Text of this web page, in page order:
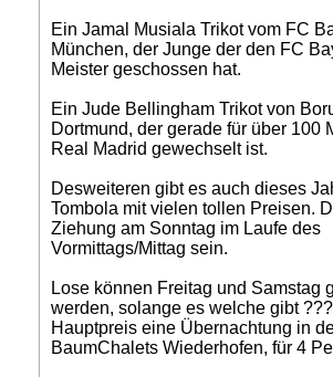
Ein Jamal Musiala Trikot vom FC
München, der Junge der den FC
Meister geschossen hat.
Ein Jude Bellingham Trikot von
Dortmund, der gerade für über 100
Real Madrid gewechselt ist.
Desweiteren gibt es auch dieses
Tombola mit vielen tollen Preisen.
Ziehung am Sonntag im Laufe des
Vormittags/Mittag sein.
Lose können Freitag und Samstag
werden, solange es welche gibt
Hauptpreis eine Übernachtung in
BaumChalets Wiederhofen, für 4